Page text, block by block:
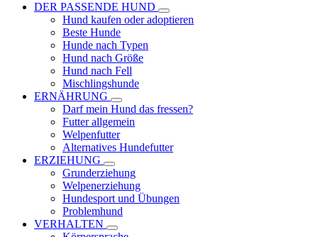
DER PASSENDE HUND
Hund kaufen oder adoptieren
Beste Hunde
Hunde nach Typen
Hund nach Größe
Hund nach Fell
Mischlingshunde
ERNÄHRUNG
Darf mein Hund das fressen?
Futter allgemein
Welpenfutter
Alternatives Hundefutter
ERZIEHUNG
Grunderziehung
Welpenerziehung
Hundesport und Übungen
Problemhund
VERHALTEN